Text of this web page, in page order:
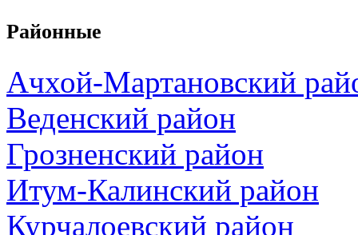
Районные
Ачхой-Мартановский
Веденский район
Грозненский район
Итум-Калинский район
Курчалоевский район